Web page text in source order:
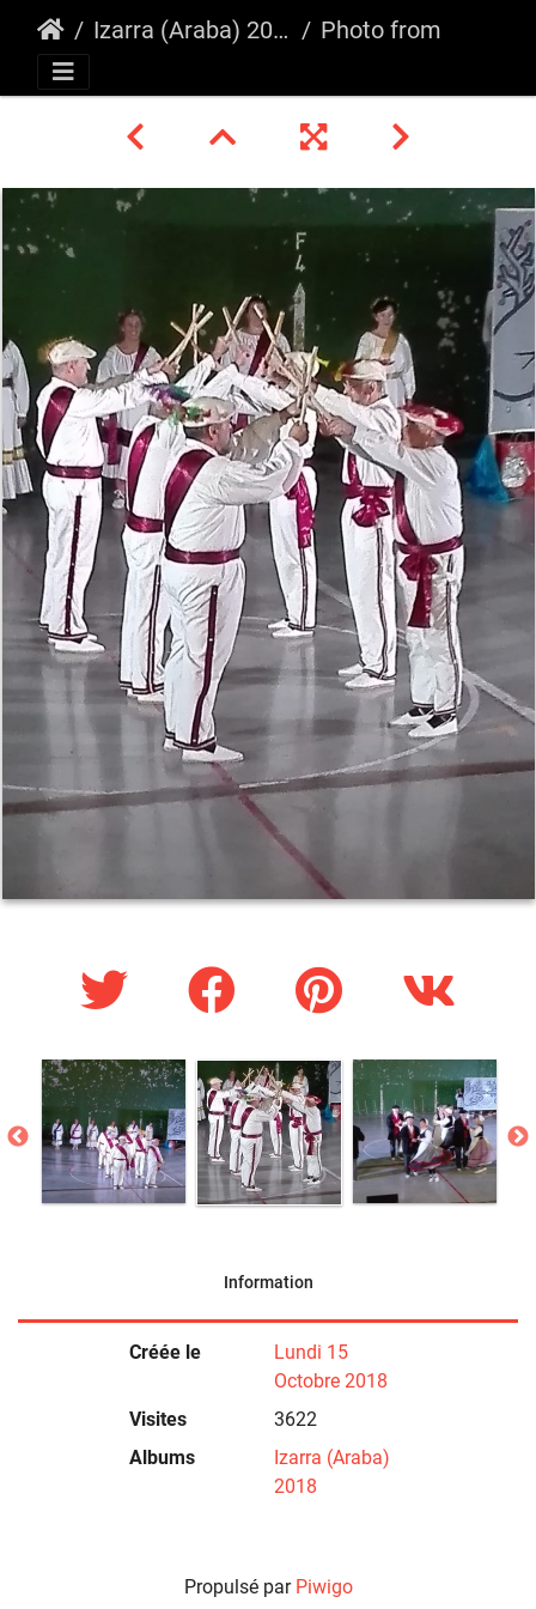
Izarra (Araba) 2018 Photo from Josune Ausin
Information
Créée le
Lundi 15
Octobre 2018
Visites
3622
Albums
Izarra (Araba)
2018
Propulsé par Piwigo